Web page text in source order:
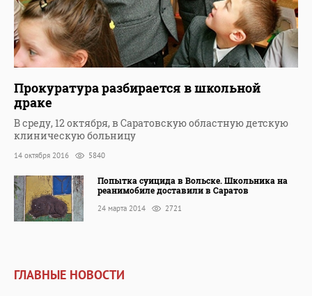
Прокуратура разбирается в школьной
драке
В среду, 12 октября, в Саратовскую областную детскую
клиническую больницу
14 октября 2016 5840
Попытка суицида в Вольске. Школьника на
реанимобиле доставили в Саратов
24 марта 2014 2721
ГЛАВНЫЕ НОВОСТИ